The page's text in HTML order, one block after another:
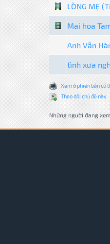
LÒNG MẸ
Mai hoa
Anh Vẫn
tình xưa
Xem ở phiên bản có
Theo dõi chủ đề này
Những người đang